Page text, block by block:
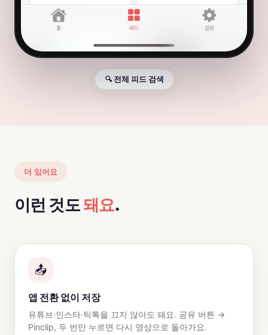
🔍 전체 피드 검색
더 있어요
이런 것도돼요.
📤
앱 전환 없이 저장
유튜브·인스타·틱톡을 끄지 않아도 돼요. 공유 버튼 →
Pinclip, 두 번만 누르면 다시 영상으로 돌아가요.